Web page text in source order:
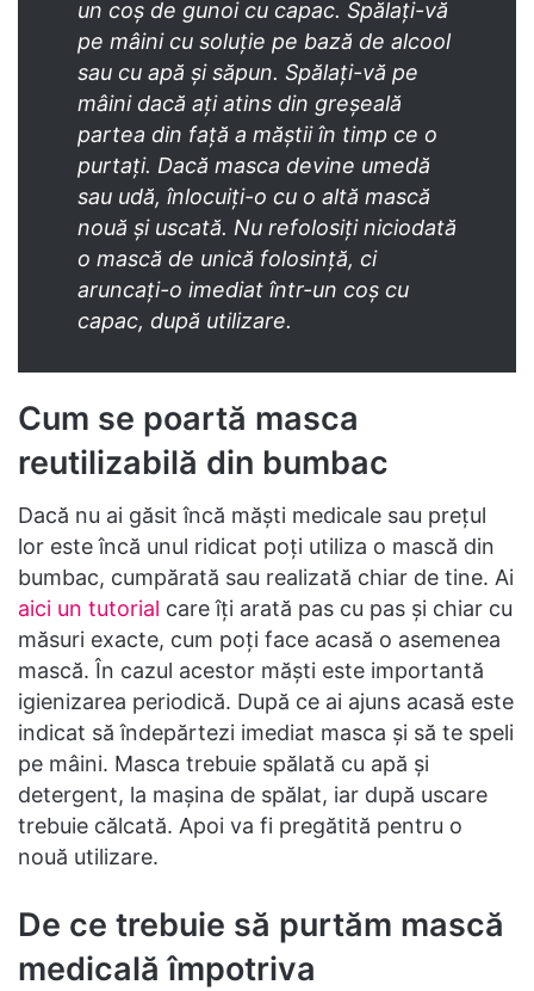
un coș de gunoi cu capac. Spălați-vă
pe mâini cu soluție pe bază de alcool
sau cu apă și săpun. Spălați-vă pe
mâini dacă ați atins din greșeală
partea din față a măștii în timp ce o
purtați. Dacă masca devine umedă
sau udă, înlocuiți-o cu o altă mască
nouă și uscată. Nu refolosiți niciodată
o mască de unică folosință, ci
aruncați-o imediat într-un coș cu
capac, după utilizare.
Cum se poartă masca
reutilizabilă din bumbac
Dacă nu ai găsit încă măști medicale sau prețul
lor este încă unul ridicat poți utiliza o mască din
bumbac, cumpărată sau realizată chiar de tine. Ai
aici un tutorial care îți arată pas cu pas și chiar cu
măsuri exacte, cum poți face acasă o asemenea
mască. În cazul acestor măști este importantă
igienizarea periodică. După ce ai ajuns acasă este
indicat să îndepărtezi imediat masca și să te speli
pe mâini. Masca trebuie spălată cu apă și
detergent, la mașina de spălat, iar după uscare
trebuie călcată. Apoi va fi pregătită pentru o
nouă utilizare.
De ce trebuie să purtăm mască
medicală împotriva